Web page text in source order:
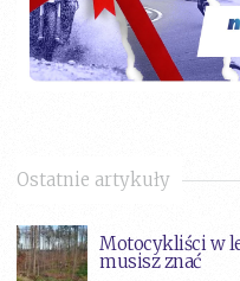
Ostatnie artykuły
Motocykliści w
musisz znać